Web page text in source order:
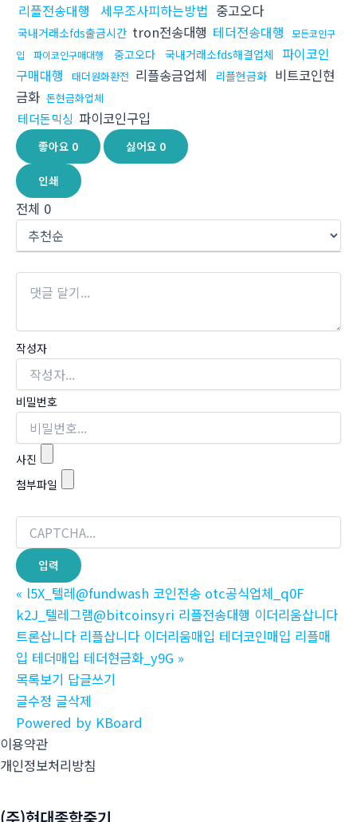
리플전송대행 세무조사피하는방법 중고오다
국내거래소fds출금시간 tron전송대행 테더전송대행
모든코인구
입
파이코인구매대행 중고오다 국내거래소fds해결업체 파이코인
구매대행
태더원화환전 리플송금업체 리플현금화 비트코인현
금화 돈현금화업체
테더돈믹싱 파이코인구입
좋아요 0 싫어요 0
인쇄
전체 0
작성자
비밀번호
사진
첨부파일
« l5X_텔레@fundwash 코인전송 otc공식업체_q0F
k2J_텔레그램@bitcoinsyri 리플전송대행 이더리움삽니다
트론삽니다 리플삽니다 이더리움매입 테더코인매입 리플매
입 테더매입 테더현금화_y9G »
목록보기 답글쓰기
글수정 글삭제
Powered by KBoard
이용약관
개인정보처리방침